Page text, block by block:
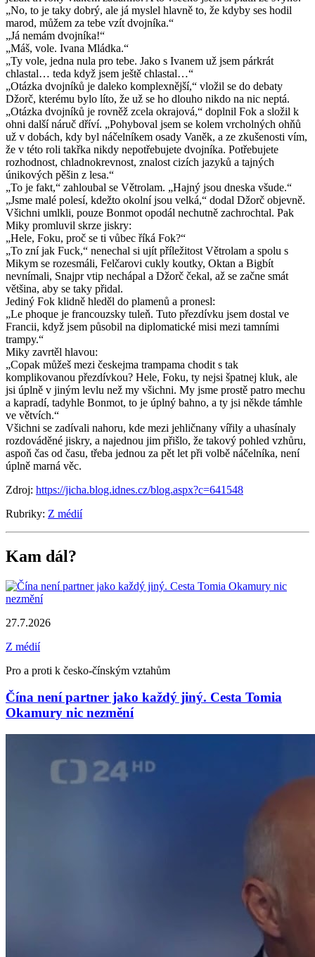
„No, to je taky dobrý, ale já myslel hlavně to, že kdyby ses hodil
marod, můžem za tebe vzít dvojníka.“
„Já nemám dvojníka!“
„Máš, vole. Ivana Mládka.“
„Ty vole, jedna nula pro tebe. Jako s Ivanem už jsem párkrát
chlastal… teda když jsem ještě chlastal…“
„Otázka dvojníků je daleko komplexnější,“ vložil se do debaty
Džorč, kterému bylo líto, že už se ho dlouho nikdo na nic neptá.
„Otázka dvojníků je rovněž zcela okrajová,“ doplnil Fok a složil k
ohni další náruč dříví. „Pohyboval jsem se kolem vrcholných ohňů
už v dobách, kdy byl náčelníkem osady Vaněk, a ze zkušenosti vím,
že v této roli takřka nikdy nepotřebujete dvojníka. Potřebujete
rozhodnost, chladnokrevnost, znalost cizích jazyků a tajných
únikových pěšin z lesa.“
„To je fakt,“ zahloubal se Větrolam. „Hajný jsou dneska všude.“
„Jsme malé polesí, kdežto okolní jsou velká,“ dodal Džorč objevně.
Všichni umlkli, pouze Bonmot opodál nechutně zachrochtal. Pak
Miky promluvil skrze jiskry:
„Hele, Foku, proč se ti vůbec říká Fok?“
„To zní jak Fuck,“ nenechal si ujít příležitost Větrolam a spolu s
Mikym se rozesmáli, Felčarovi cukly koutky, Oktan a Bigbít
nevnímali, Snajpr vtip nechápal a Džorč čekal, až se začne smát
většina, aby se taky přidal.
Jediný Fok klidně hleděl do plamenů a pronesl:
„Le phoque je francouzsky tuleň. Tuto přezdívku jsem dostal ve
Francii, když jsem působil na diplomatické misi mezi tamními
trampy.“
Miky zavrtěl hlavou:
„Copak můžeš mezi českejma trampama chodit s tak
komplikovanou přezdívkou? Hele, Foku, ty nejsi špatnej kluk, ale
jsi úplně v jiným levlu než my všichni. My jsme prostě patro mechu
a kapradí, tadyhle Bonmot, to je úplný bahno, a ty jsi někde támhle
ve větvích.“
Všichni se zadívali nahoru, kde mezi jehličnany vířily a uhasínaly
rozdováděné jiskry, a najednou jim přišlo, že takový pohled vzhůru,
aspoň čas od času, třeba jednou za pět let při volbě náčelníka, není
úplně marná věc.
Zdroj: https://jicha.blog.idnes.cz/blog.aspx?c=641548
Rubriky: Z médií
Kam dál?
27.7.2026
Z médií
Pro a proti k česko-čínským vztahům
Čína není partner jako každý jiný. Cesta Tomia
Okamury nic nezmění